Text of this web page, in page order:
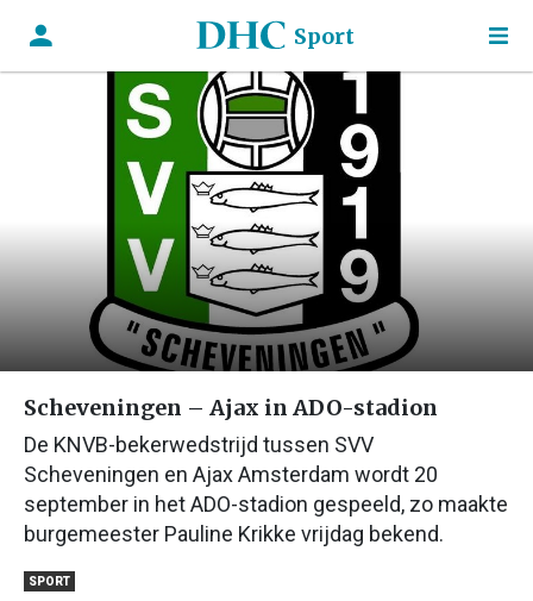
Sport
Scheveningen – Ajax in ADO-stadion
De KNVB-bekerwedstrijd tussen SVV
Scheveningen en Ajax Amsterdam wordt 20
september in het ADO-stadion gespeeld, zo maakte
burgemeester Pauline Krikke vrijdag bekend.
SPORT